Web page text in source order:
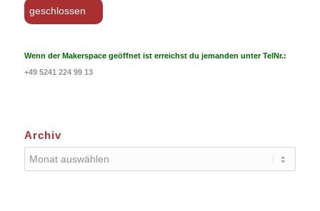
geschlossen
Wenn der Makerspace geöffnet ist erreichst du jemanden unter TelNr.:
+49 5241 224 99 13
Archiv